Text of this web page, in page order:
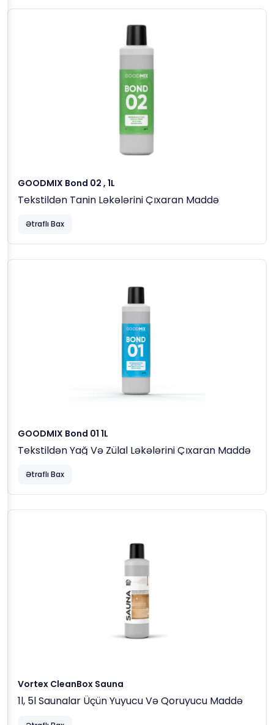
GOODMIX Bond 02 , 1L
Tekstildən Tanin Ləkələrini Çıxaran Maddə
Ətraflı Bax
GOODMIX Bond 01 1L
Tekstildən Yağ Və Zülal Ləkələrini Çıxaran Maddə
Ətraflı Bax
Vortex CleanBox Sauna
1l, 5l Saunalar Üçün Yuyucu Və Qoruyucu Maddə